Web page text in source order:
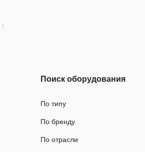
/
Поиск оборудования
По типу
По бренду
По отрасли